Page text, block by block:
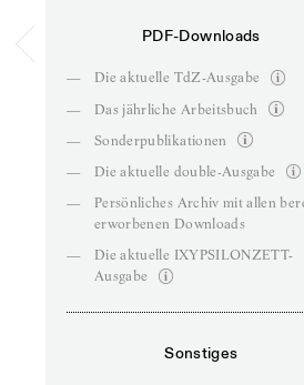
PDF-Downloads
—
Die aktuelle TdZ-Ausgabe
—
Das jährliche Arbeitsbuch
—
Sonderpublikationen
—
Die aktuelle double-Ausgabe
—
Persönliches Archiv mit allen
erworbenen Downloads
—
Die aktuelle IXYPSILONZETT-
Ausgabe
Sonstiges